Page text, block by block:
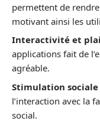
permettent de
motivant ainsi les
Interactivité et
applications fait de
agréable.
Stimulation sociale
l’interaction avec la
social.